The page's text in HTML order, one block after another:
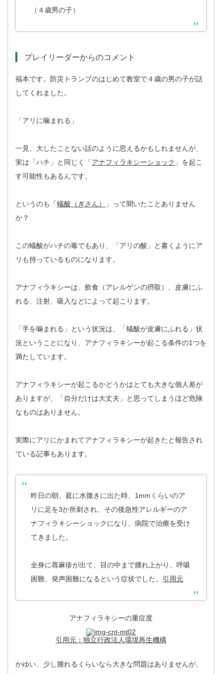
（４歳男の子）
プレイリーダーからのコメント
福本です。防災トランプのはじめて教室で４歳の男の子が話
してくれました。
「アリに噛まれる」
一見、大したことない話のように思えるかもしれませんが、
実は「ハチ」と同じく「アナフィラキシーショック 」を起こ
す可能性もあるんです。
というのも「蟻酸（ぎさん）
」って聞いたことありません
か？
この蟻酸がハチの毒でもあり、「アリの酸」と書くようにア
リも持っているものになります。
アナフィラキシーは、飲食（アレルゲンの摂取）、皮膚にふ
れる、注射、吸入などによって起こります。
「手を噛まれる」という状況は、「蟻酸が皮膚にふれる」状
況ということになり、アナフィラキシーが起こる条件の1つを
満たしています。
アナフィラキシーが起こるかどうかはとても大きな個人差が
ありますが、「自分だけは大丈夫」と思ってしまうほど危険
なものはありません。
実際にアリにかまれてアナフィラキシーが起きたと報告され
ている記事もあります。
昨日の朝、庭に水撒きに出た時、1mmくらいのア
リに足を3か所刺され、その後急性アレルギーのア
ナフィラキシーショックになり、病院で治療を受け
てきました。
全身に蕁麻疹が出て、目の中まで腫れ上がり、呼吸
困難、発声困難になるという症状でした。 引用元
アナフィラキシーの重症度
引用元：独立行政法人環境再生機構
かゆい、少し腫れるくらいなら大きな問題はありませんが、